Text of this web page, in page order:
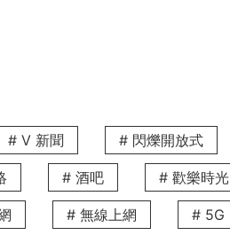
# V 新聞 # 閃爍開放式
# 酒吧 # 歡樂時光
# 無線上網 # 5G